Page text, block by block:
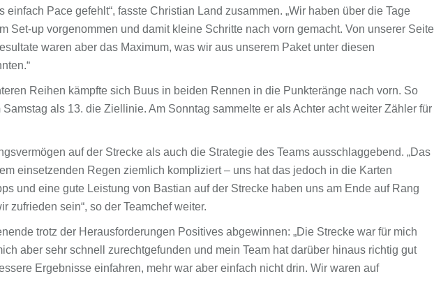
einfach Pace gefehlt“, fasste Christian Land zusammen. „Wir haben über die Tage
Set-up vorgenommen und damit kleine Schritte nach vorn gemacht. Von unserer Seite
waren aber das Maximum, was wir aus unserem Paket unter diesen
Reihen kämpfte sich Buus in beiden Rennen in die Punkteränge nach vorn. So
als 13. die Ziellinie. Am Sonntag sammelte er als Achter acht weiter Zähler für
auf der Strecke als auch die Strategie des Teams ausschlaggebend. „Das
einsetzenden Regen ziemlich kompliziert – uns hat das jedoch in die Karten
und eine gute Leistung von Bastian auf der Strecke haben uns am Ende auf Rang
zufrieden sein“, so der Teamchef weiter.
trotz der Herausforderungen Positives abgewinnen: „Die Strecke war für mich
aber sehr schnell zurechtgefunden und mein Team hat darüber hinaus richtig gut
Ergebnisse einfahren, mehr war aber einfach nicht drin. Wir waren auf